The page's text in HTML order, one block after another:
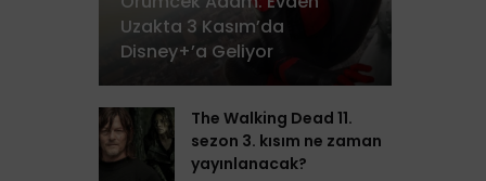
Uzakta 3 Kasım’da
Disney+’a Geliyor
The Walking Dead 11.
sezon 3. kısım ne zaman
yayınlanacak?